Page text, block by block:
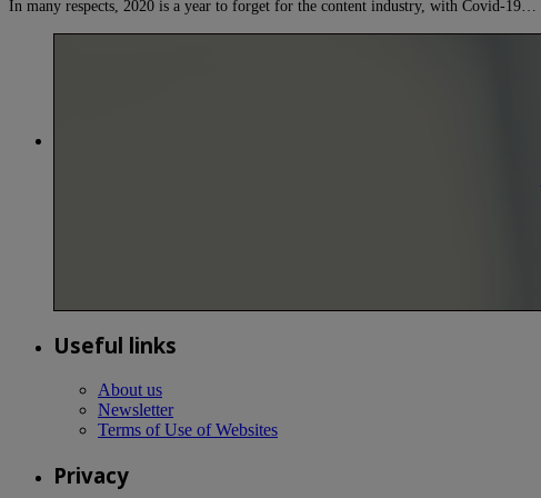
In many respects, 2020 is a year to forget for the content industry, with Covid-19…
Useful links
About us
Newsletter
Terms of Use of Websites
Privacy